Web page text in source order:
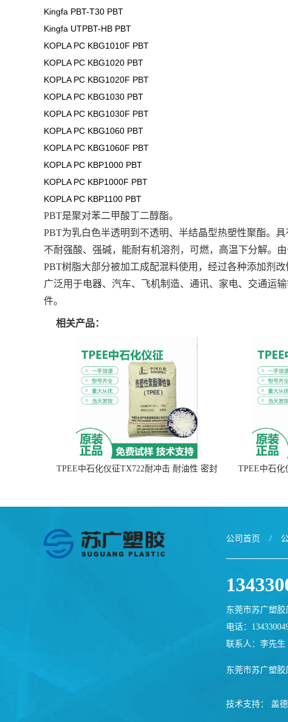
Kingfa PBT-T30 PBT
Kingfa UTPBT-HB PBT
KOPLA PC KBG1010F PBT
KOPLA PC KBG1020 PBT
KOPLA PC KBG1020F PBT
KOPLA PC KBG1030 PBT
KOPLA PC KBG1030F PBT
KOPLA PC KBG1060 PBT
KOPLA PC KBG1060F PBT
KOPLA PC KBP1000 PBT
KOPLA PC KBP1000F PBT
KOPLA PC KBP1100 PBT
PBT是聚对苯二甲酸丁二醇酯。
PBT为乳白色半透明到不透明、半结晶型热塑性聚酯。
不耐强酸、强碱，能耐有机溶剂，可燃，高温下分解。
PBT树脂大部分被加工成配混料使用，经过各种添加剂
广泛用于电器、汽车、飞机制造、通讯、家电、交通运
件。
相关产品：
TPEE中石化仪征TX722耐冲击 耐油性 密封
TPEE中石化
公司首页 /
东莞市苏广塑胶
电话：
联系人：李先生
东莞市苏广塑胶
技术支持： 盖